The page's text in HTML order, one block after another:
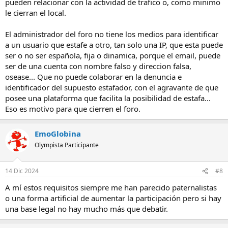
le cierran el local.
El administrador del foro no tiene los medios para identificar
a un usuario que estafe a otro, tan solo una IP, que esta puede
ser o no ser española, fija o dinamica, porque el email, puede
ser de una cuenta con nombre falso y direccion falsa,
osease... Que no puede colaborar en la denuncia e
identificador del supuesto estafador, con el agravante de que
posee una plataforma que facilita la posibilidad de estafa...
Eso es motivo para que cierren el foro.
EmoGlobina
Olympista Participante
14 Dic 2024 #8
A mí estos requisitos siempre me han parecido paternalistas
o una forma artificial de aumentar la participación pero si hay
una base legal no hay mucho más que debatir.